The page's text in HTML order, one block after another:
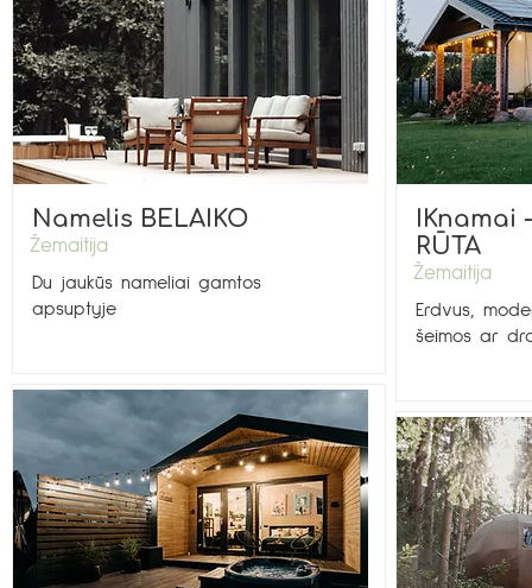
Namelis BELAIKO
Žemaitija
Du jaukūs nameliai gamtos
apsuptyje
IKnamai
RŪTA
Žemaitija
Erdvus,
šeimos ar